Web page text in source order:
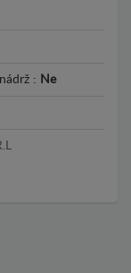
: Ne